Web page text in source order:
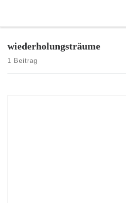
wiederholungsträume
1 Beitrag